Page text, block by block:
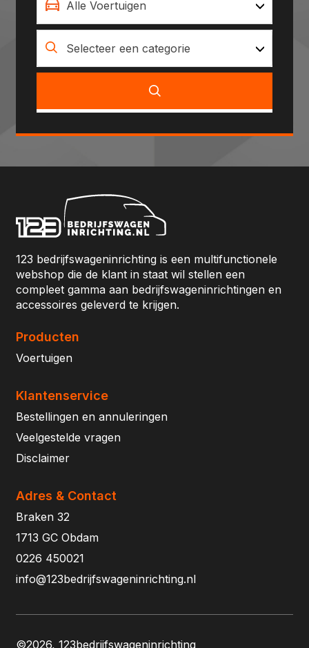
Alle Voertuigen
Selecteer een categorie
123 bedrijfswageninrichting is een multifunctionele
webshop die de klant in staat wil stellen een
compleet gamma aan bedrijfswageninrichtingen en
accessoires geleverd te krijgen.
Producten
Voertuigen
Klantenservice
Bestellingen en annuleringen
Veelgestelde vragen
Disclaimer
Adres & Contact
Braken 32
1713 GC Obdam
0226 450021
info@123bedrijfswageninrichting.nl
©2026, 123bedrijfswageninrichting